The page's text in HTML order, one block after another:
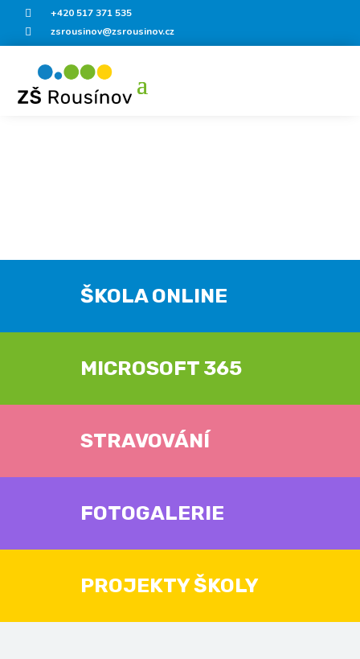
 +420 517 371 535
 zsrousinov@zsrousinov.cz
ŠKOLA ONLINE
MICROSOFT 365
STRAVOVÁNÍ
FOTOGALERIE
PROJEKTY ŠKOLY